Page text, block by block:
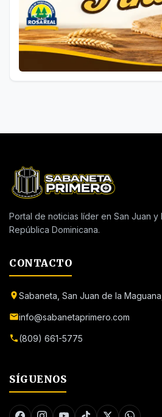
Portal de noticias líder en San Juan y
República Dominicana.
CONTACTO
Sabaneta, San Juan de la
info@sabanetaprimero.com
(809) 661-5775
SÍGUENOS